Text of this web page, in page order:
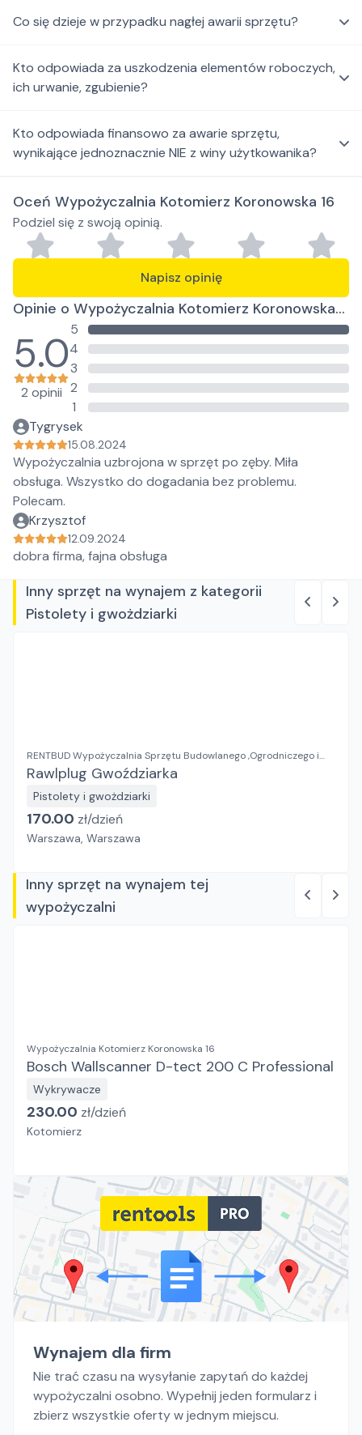
Co się dzieje w przypadku nagłej awarii sprzętu?
Kto odpowiada za uszkodzenia elementów roboczych,
ich urwanie, zgubienie?
Kto odpowiada finansowo za awarie sprzętu,
wynikające jednoznacznie NIE z winy użytkowanika?
Oceń Wypożyczalnia Kotomierz Koronowska 16
Podziel się z swoją opinią.
Napisz opinię
Opinie o Wypożyczalnia Kotomierz Koronowska
5.0
2 opinii
5
4
3
2
1
Tygrysek
15.08.2024
Wypożyczalnia uzbrojona w sprzęt po zęby. Miła
obsługa. Wszystko do dogadania bez problemu.
Polecam.
Krzysztof
12.09.2024
dobra firma, fajna obsługa
Inny sprzęt na wynajem z kategorii
Pistolety i gwożdziarki
RENTBUD Wypożyczalnia Sprzętu Budowlanego ,Ogrodniczego i
Elektronarzędzi
Rawlplug Gwoździarka
Pistolety i gwożdziarki
170.00 zł/dzień
Warszawa, Warszawa
Inny sprzęt na wynajem tej
wypożyczalni
Wypożyczalnia Kotomierz Koronowska 16
Bosch Wallscanner D-tect 200 C Professional
Wykrywacze
230.00 zł/dzień
Kotomierz
Wynajem dla firm
Nie trać czasu na wysyłanie zapytań do każdej
wypożyczalni osobno. Wypełnij jeden formularz i
zbierz wszystkie oferty w jednym miejscu.